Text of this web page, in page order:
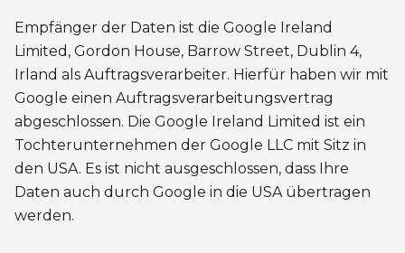
Empfänger der Daten ist die Google Ireland
Limited, Gordon House, Barrow Street, Dublin 4,
Irland als Auftragsverarbeiter. Hierfür haben wir mit
Google einen Auftragsverarbeitungsvertrag
abgeschlossen. Die Google Ireland Limited ist ein
Tochterunternehmen der Google LLC mit Sitz in
den USA. Es ist nicht ausgeschlossen, dass Ihre
Daten auch durch Google in die USA übertragen
werden.